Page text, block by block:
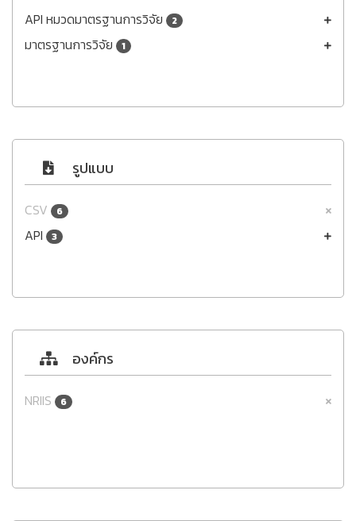
API หมวดมาตรฐานการวิจัย 2
มาตรฐานการวิจัย 1
รูปแบบ
CSV 6
API 3
องค์กร
NRIIS 6